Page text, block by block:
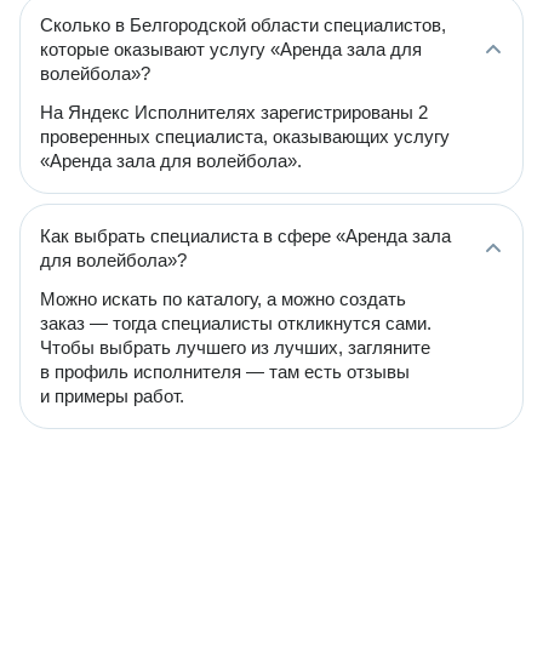
Сколько в Белгородской области специалистов,
которые оказывают услугу «Аренда зала для
волейбола»?
На Яндекс Исполнителях зарегистрированы 2
проверенных специалиста, оказывающих услугу
«Аренда зала для волейбола».
Как выбрать специалиста в сфере «Аренда зала
для волейбола»?
Можно искать по каталогу, а можно создать
заказ — тогда специалисты откликнутся сами.
Чтобы выбрать лучшего из лучших, загляните
в профиль исполнителя — там есть отзывы
и примеры работ.